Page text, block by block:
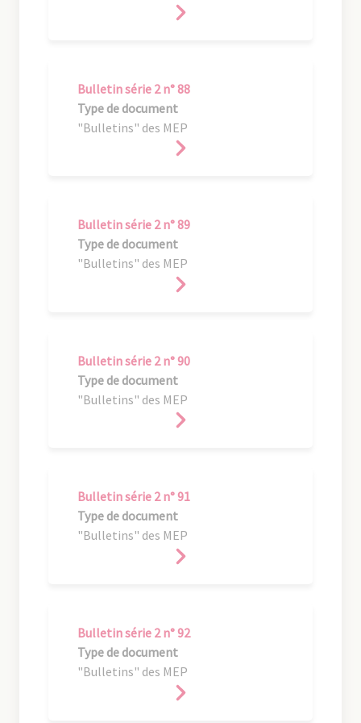
Bulletin série 2 n° 88
Type de document
"Bulletins" des MEP
Bulletin série 2 n° 89
Type de document
"Bulletins" des MEP
Bulletin série 2 n° 90
Type de document
"Bulletins" des MEP
Bulletin série 2 n° 91
Type de document
"Bulletins" des MEP
Bulletin série 2 n° 92
Type de document
"Bulletins" des MEP